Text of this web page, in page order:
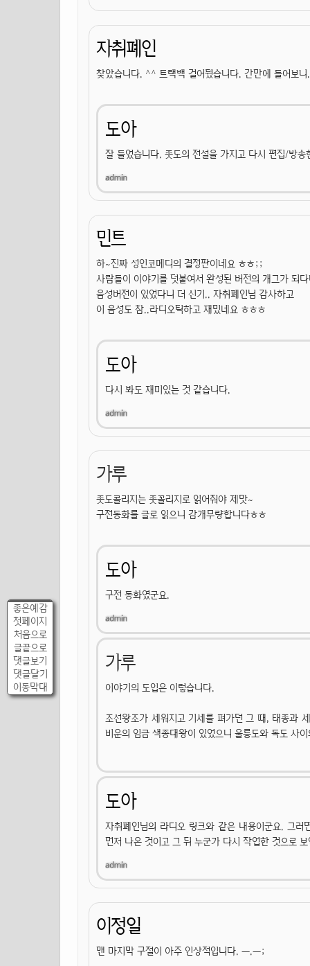
좋은예감
첫페이지
처음으로
글끝으로
댓글보기
댓글달기
이동막대
자취폐인
찾았습니다. ^^ 트랙백 걸어뒀습니다. 간만에 들어보니
도아
잘 들었습니다. 좃도의 전설을 가지고 다시 편집/방송
민트
하~진짜 성인코메디의 결정판이네요 ㅎㅎ;;
사람들이 이야기를 덧붙여서 완성된 버전의 개그가 되
음성버전이 있었다니 더 신기.. 자취폐인님 감사하고
이 음성도 참..라디오틱하고 재밌네요 ㅎㅎㅎ
도아
다시 봐도 재미있는 것 같습니다.
가루
좃도콜리지는 좃꼴리지로 읽어줘야 제맛~
구전동화를 글로 읽으니 감개무량합니다ㅎㅎ
도아
구전 동화였군요.
가루
이야기의 도입은 이렇습니다.
조선왕조가 세워지고 기세를 펴가던 그 때, 태종과
비운의 임금 색종대왕이 있었으니 울릉도와 독도 사
도아
자취폐인님의 라디오 링크와 같은 내용이군요. 그
먼저 나온 것이고 그 뒤 누군가 다시 작업한 것으로
이정일
맨 마지막 구절이 아주 인상적입니다. ㅡ.ㅡ;